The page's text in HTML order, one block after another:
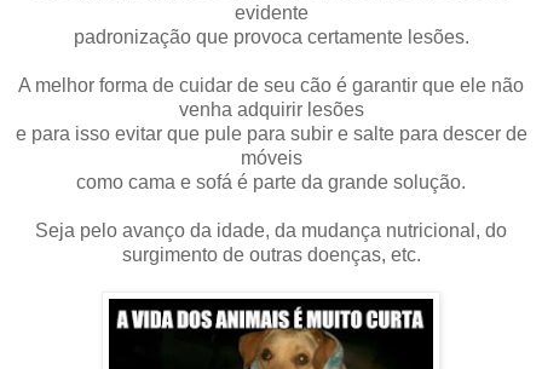
evidente
padronização que provoca certamente lesões.
A melhor forma de cuidar de seu cão é garantir que ele não
venha adquirir lesões
e para isso evitar que pule para subir e salte para descer de
móveis
como cama e sofá é parte da grande solução.
Seja pelo avanço da idade, da mudança nutricional, do
surgimento de outras doenças, etc.